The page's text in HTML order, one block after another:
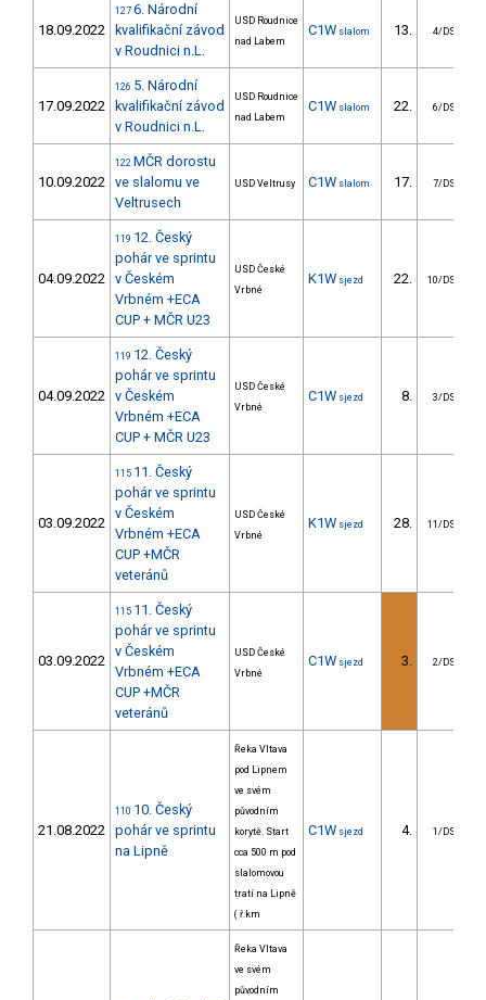
18.09.2022
127 6. Národní
kvalifikační závod
v Roudnici n.L.
USD Roudnice
nad Labem
C1W slalom 13. 4/DS
17.09.2022
126 5. Národní
kvalifikační závod
v Roudnici n.L.
USD Roudnice
nad Labem
C1W slalom 22. 6/DS
10.09.2022
122 MČR dorostu
ve slalomu ve
Veltrusech
USD Veltrusy C1W slalom 17. 7/DS
04.09.2022
119 12. Český
pohár ve sprintu
v Českém
Vrbném +ECA
CUP + MČR U23
USD České
Vrbné
K1W sjezd 22. 10/DS
04.09.2022
119 12. Český
pohár ve sprintu
v Českém
Vrbném +ECA
CUP + MČR U23
USD České
Vrbné
C1W sjezd 8. 3/DS
03.09.2022
115 11. Český
pohár ve sprintu
v Českém
Vrbném +ECA
CUP +MČR
veteránů
USD České
Vrbné
K1W sjezd 28. 11/DS
03.09.2022
115 11. Český
pohár ve sprintu
v Českém
Vrbném +ECA
CUP +MČR
veteránů
USD České
Vrbné
C1W sjezd 3. 2/DS
21.08.2022
110 10. Český
pohár ve sprintu
na Lipně
Řeka Vltava
pod Lipnem
ve svém
původním
korytě. Start
cca 500 m pod
slalomovou
tratí na Lipně
( ř.km
C1W sjezd 4. 1/DS
Řeka Vltava
ve svém
původním